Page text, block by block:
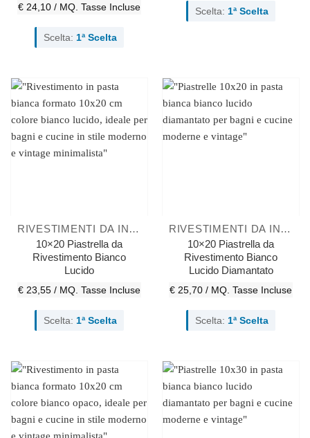
€ 24,10 / MQ. Tasse Incluse
Scelta: 1ª Scelta
Scelta: 1ª Scelta
RIVESTIMENTI DA INTERNO
10×20 Piastrella da
Rivestimento Bianco
Lucido
€ 23,55 / MQ. Tasse Incluse
Scelta: 1ª Scelta
RIVESTIMENTI DA INTERNO
10×20 Piastrella da
Rivestimento Bianco
Lucido Diamantato
€ 25,70 / MQ. Tasse Incluse
Scelta: 1ª Scelta